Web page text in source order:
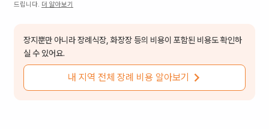
드립니다. 더 알아보기
장지뿐만 아니라 장례식장, 화장장 등의 비용이 포함된 비용도 확인하
실 수 있어요.
내 지역 전체 장례 비용 알아보기